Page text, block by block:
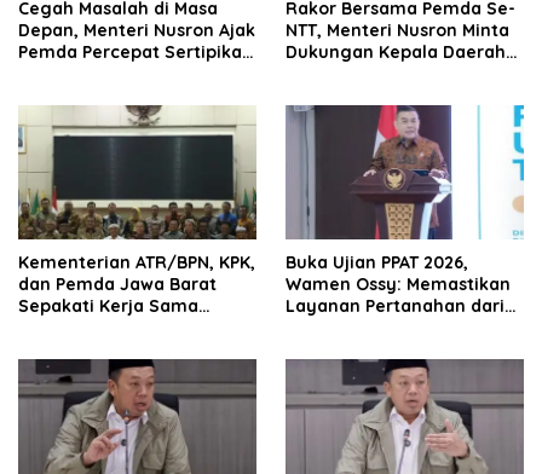
Cegah Masalah di Masa
Depan, Menteri Nusron Ajak
Pemda Percepat Sertipikasi
Rakor Bersama Pemda Se-
NTT, Menteri Nusron Minta
Dukungan Kepala Daerah
Kementerian ATR/BPN, KPK,
dan Pemda Jawa Barat
Sepakati Kerja Sama
Ekonomi Daerah
Buka Ujian PPAT 2026,
Wamen Ossy: Memastikan
Layanan Pertanahan dari
Berintegritas